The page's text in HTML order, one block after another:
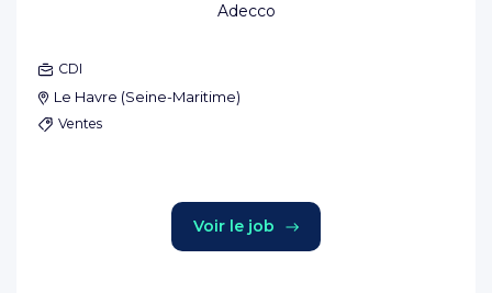
Adecco
CDI
Le Havre (Seine-Maritime)
Ventes
Voir le job